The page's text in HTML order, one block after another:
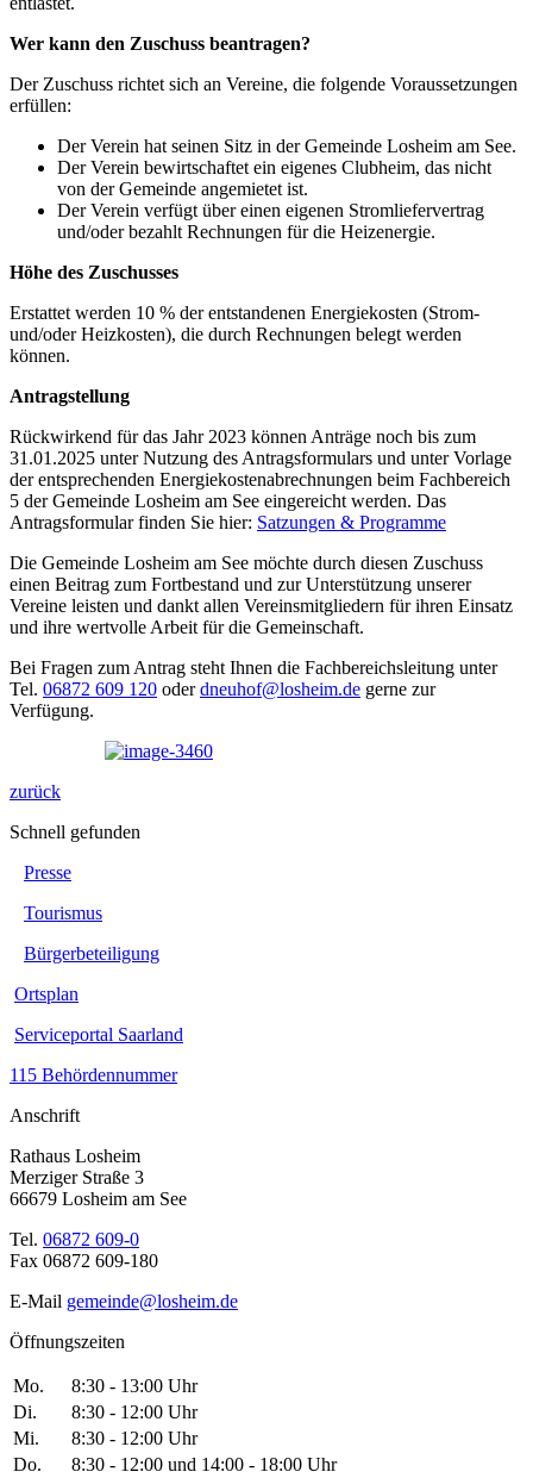
Wer kann den Zuschuss beantragen?
Der Zuschuss richtet sich an Vereine, die folgende Voraussetzungen
erfüllen:
Der Verein hat seinen Sitz in der Gemeinde Losheim am See.
Der Verein bewirtschaftet ein eigenes Clubheim, das nicht
von der Gemeinde angemietet ist.
Der Verein verfügt über einen eigenen Stromliefervertrag
und/oder bezahlt Rechnungen für die Heizenergie.
Höhe des Zuschusses
Erstattet werden 10 % der entstandenen Energiekosten (Strom-
und/oder Heizkosten), die durch Rechnungen belegt werden
können.
Antragstellung
Rückwirkend für das Jahr 2023 können Anträge noch bis zum
31.01.2025 unter Nutzung des Antragsformulars und unter Vorlage
der entsprechenden Energiekostenabrechnungen beim Fachbereich
5 der Gemeinde Losheim am See eingereicht werden. Das
Antragsformular finden Sie hier: Satzungen & Programme
Die Gemeinde Losheim am See möchte durch diesen Zuschuss
einen Beitrag zum Fortbestand und zur Unterstützung unserer
Vereine leisten und dankt allen Vereinsmitgliedern für ihren Einsatz
und ihre wertvolle Arbeit für die Gemeinschaft.
Bei Fragen zum Antrag steht Ihnen die Fachbereichsleitung unter
Tel. 06872 609 120 oderdneuhof@losheim.de gerne zur
Verfügung.
zurück
Schnell gefunden
Presse
Tourismus
Bürgerbeteiligung
Ortsplan
Serviceportal Saarland
115 Behördennummer
Anschrift
Rathaus Losheim
Merziger Straße 3
66679 Losheim am See
Tel. 06872 609-0
Fax 06872 609-180
E-Mail gemeinde@losheim.de
Öffnungszeiten
Mo.
8:30 - 13:00 Uhr
Di.
8:30 - 12:00 Uhr
Mi.
8:30 - 12:00 Uhr
Do.
8:30 - 12:00 und 14:00 - 18:00 Uhr